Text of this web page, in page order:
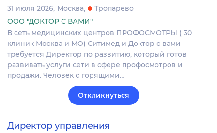
31 июля 2026 Москва
Тропарево
ООО "ДОКТОР С ВАМИ"
В сеть медицинских центров ПРОФОСМОТРЫ ( 30
клиник Москва и МО) Ситимед и Доктор с вами
требуется Директор по развитию, который готов
развивать услуги сети в сфере профосмотров и
продажи. Человек с горящими…
Откликнуться
Директор управления